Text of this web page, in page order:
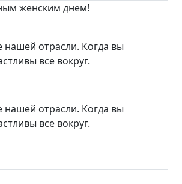
женским днем!
нашей отрасли. Когда вы
все вокруг.
нашей отрасли. Когда вы
все вокруг.